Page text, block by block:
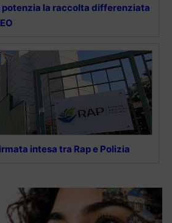
potenzia la raccolta differenziata
intesa tra Rap e Polizia